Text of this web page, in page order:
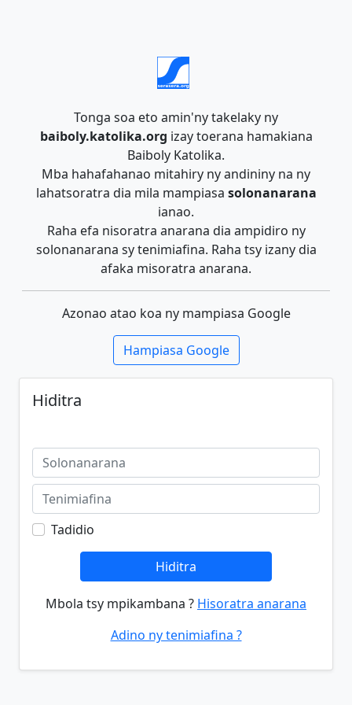
Tonga soa eto amin'ny takelaky ny
baiboly.katolika.org izay toerana hamakiana
Baiboly Katolika.
Mba hahafahanao mitahiry ny andininy na ny
lahatsoratra dia mila mampiasa solonanarana
ianao.
Raha efa nisoratra anarana dia ampidiro ny
solonanarana sy tenimiafina. Raha tsy izany dia
afaka misoratra anarana.
Azonao atao koa ny mampiasa Google
Hampiasa Google
Hiditra
Tadidio
Hiditra
Mbola tsy mpikambana ? Hisoratra anarana
Adino ny tenimiafina ?